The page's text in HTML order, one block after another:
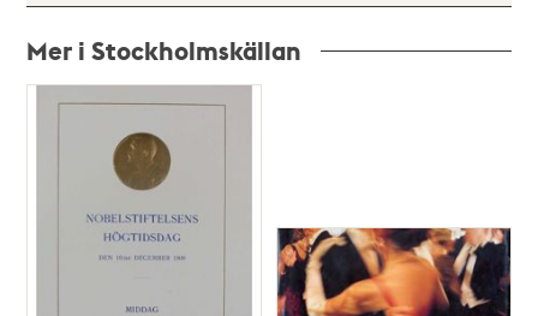
Mer i Stockholmskällan